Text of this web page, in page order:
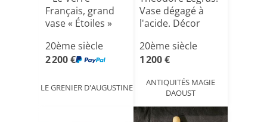
Français, grand
vase « Étoiles »
20ème siècle
2 200 €
LE GRENIER D'AUGUSTINE
Vase dégagé à
l'acide. Décor
20ème siècle
1 200 €
ANTIQUITÉS MAGIE
DAOUST